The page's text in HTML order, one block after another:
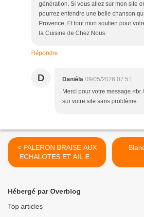
génération. Si vous allez sur mon site
pourrez entendre une belle chanson
Provence. Et tout mon soutien pour
la Cuisine de Chez Nous.
Répondre
D Daniéla 09/05/2026 07:51
Merci pour votre message.<br
sur votre site sans problème.
< PALERON BRAISE AUX
ECHALOTES ET AIL EN
CHEMISE
Hébergé par Overblog
Top articles